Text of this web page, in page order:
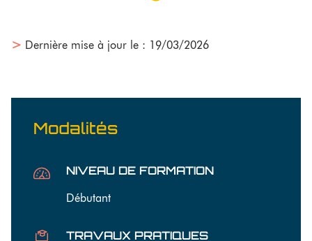
> Dernière mise à jour le : 19/03/2026
Modalités
NIVEAU DE FORMATION
Débutant
TRAVAUX PRATIQUES